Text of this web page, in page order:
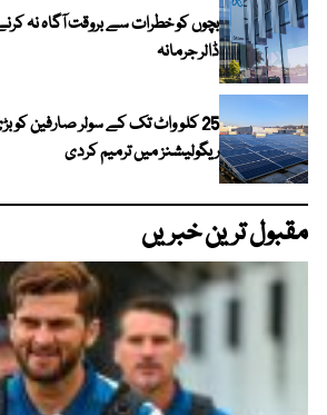
ڈالر جرمانہ
25 کلو واٹ تک کے سولر صارفین کو
ریگولیشنز میں ترمیم کردی
مقبول ترین خبریں